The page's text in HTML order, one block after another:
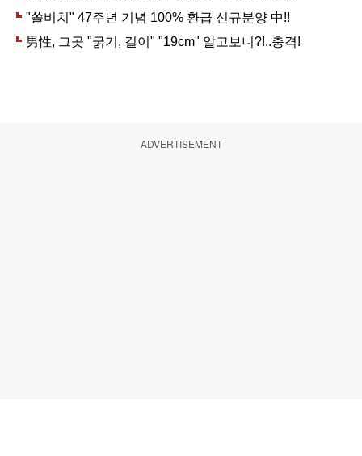
ADVERTISEMENT